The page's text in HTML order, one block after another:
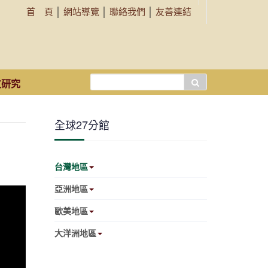
首 頁 網站導覽 聯絡我們 友善連結
究
尋...
全球27分館
台灣地區
亞洲地區
歐美地區
大洋洲地區